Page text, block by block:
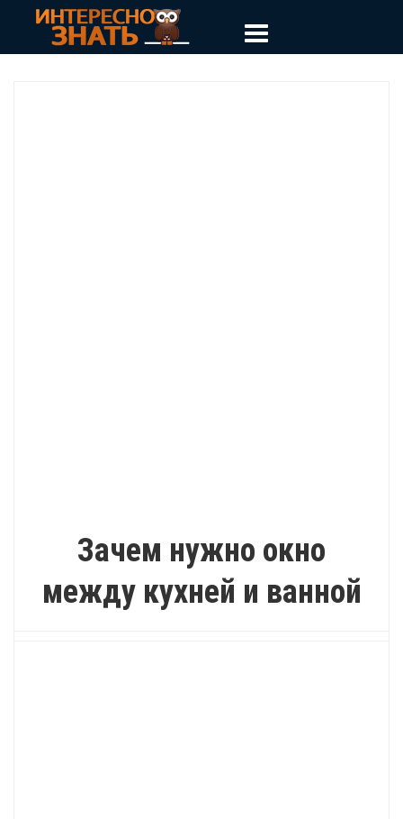
Зачем нужно окно
между кухней и ванной